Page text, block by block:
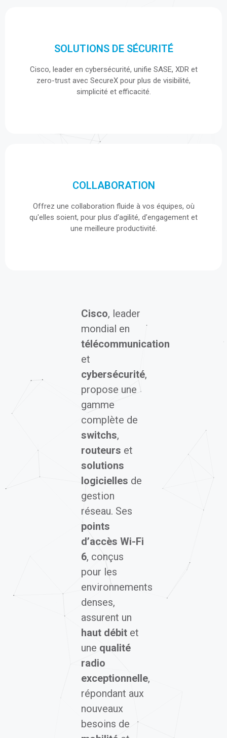
Cisco, leader en cybersécurité, unifie SASE, XDR et
simplicité et efficacité.
Cisco, leader en cybersécurité, unifie SASE, XDR et
simplicité et efficacité.
Offrez une collaboration fluide à vos équipes, où
une meilleure productivité.
Offrez une collaboration fluide à vos équipes, où
une meilleure productivité.
télécommunication
et
cybersécurité,
propose une
gamme
complète de
switchs
routeurset
solutions
logiciellesde
gestion
réseau. Ses
points
d’accès Wi-Fi
6 , conçus
pour les
environnements
denses,
assurent un
haut débit
unequalité
radio
exceptionnelle
répondant aux
nouveaux
besoins de
mobilitéet
d’objets